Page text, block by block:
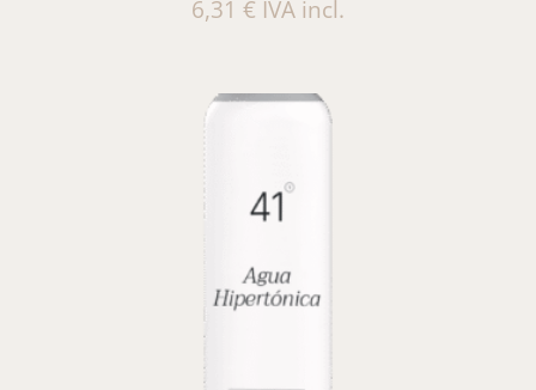
6,31 € IVA incl.